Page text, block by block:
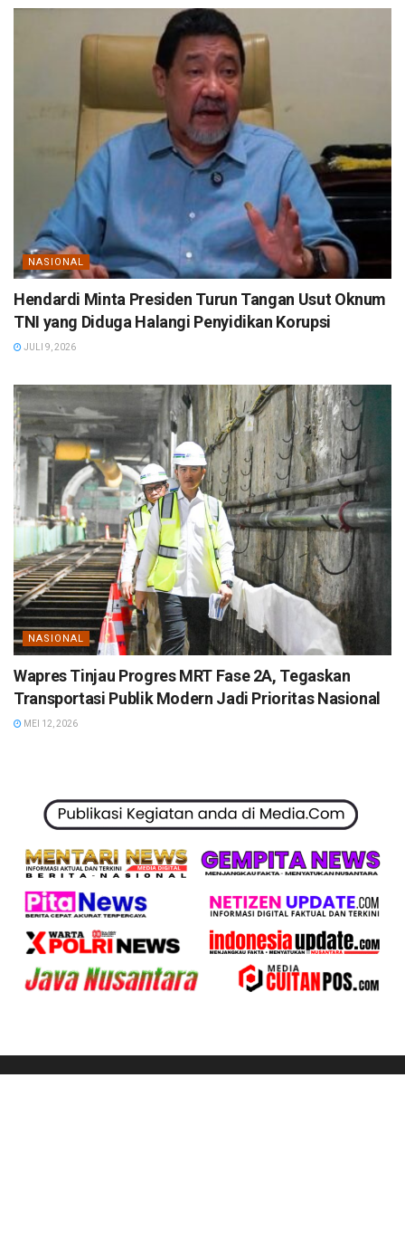
NASIONAL
Hendardi Minta Presiden Turun Tangan Usut Oknum
TNI yang Diduga Halangi Penyidikan Korupsi
JULI 9, 2026
NASIONAL
Wapres Tinjau Progres MRT Fase 2A, Tegaskan
Transportasi Publik Modern Jadi Prioritas Nasional
MEI 12, 2026